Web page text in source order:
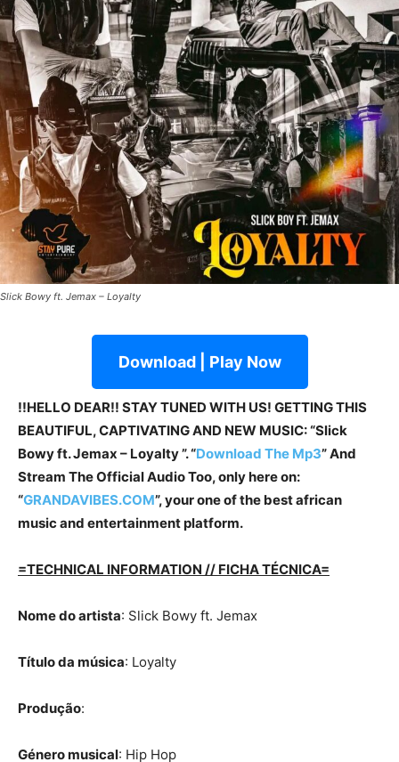
Slick Bowy ft. Jemax – Loyalty
Download | Play Now
!!HELLO DEAR!! STAY TUNED WITH US! GETTING THIS
BEAUTIFUL, CAPTIVATING AND NEW MUSIC: “Slick
Bowy ft. Jemax – Loyalty ”. “Download The Mp3” And
Stream The Official Audio Too, only here on:
“GRANDAVIBES.COM”, your one of the best african
music and entertainment platform.
=TECHNICAL INFORMATION // FICHA TÉCNICA=
Nome do artista: Slick Bowy ft. Jemax
Título da música: Loyalty
Produção:
Género musical: Hip Hop